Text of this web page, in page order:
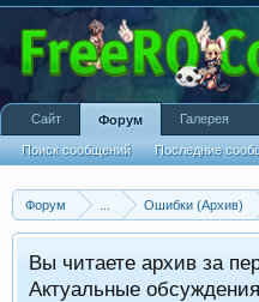
Форум Ошибки (Архив)
Вы читаете архив за
Актуальные
Сайт Форум
Поиск сообщений Последние
Галерея